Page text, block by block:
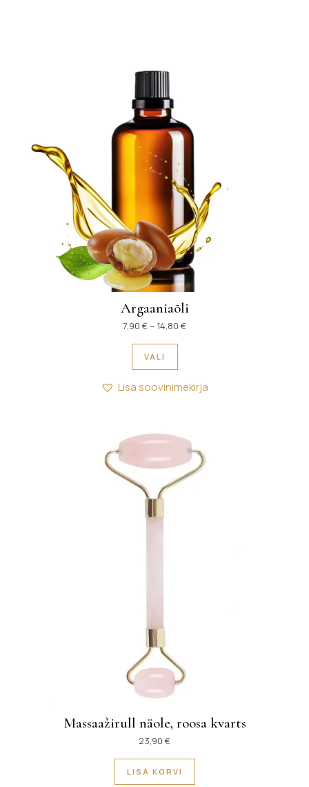
Argaaniaõli
7,90 €– 14,80 €Hinnavahemik: 7,90 € kuni
VALI
Sellel tootel on mitu
Lisa soovinimekirja
Massaažirull näole, roosa kvarts
23,90 €
LISA KORVI